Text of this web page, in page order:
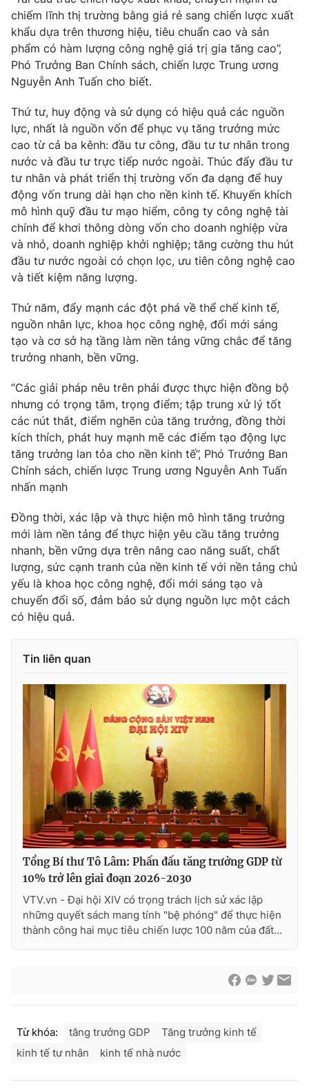
chiếm lĩnh thị trường bằng giá rẻ sang chiến lược xuất
khẩu dựa trên thương hiệu, tiêu chuẩn cao và sản
phẩm có hàm lượng công nghệ giá trị gia tăng cao”,
Phó Trưởng Ban Chính sách, chiến lược Trung ương
Nguyễn Anh Tuấn cho biết.
Thứ tư, huy động và sử dụng có hiệu quả các nguồn
lực, nhất là nguồn vốn để phục vụ tăng trưởng mức
cao từ cả ba kênh: đầu tư công, đầu tư tư nhân trong
nước và đầu tư trực tiếp nước ngoài. Thúc đẩy đầu tư
tư nhân và phát triển thị trường vốn đa dạng để huy
động vốn trung dài hạn cho nền kinh tế. Khuyến khích
mô hình quỹ đầu tư mạo hiểm, công ty công nghệ tài
chính để khơi thông dòng vốn cho doanh nghiệp vừa
và nhỏ, doanh nghiệp khởi nghiệp; tăng cường thu hút
đầu tư nước ngoài có chọn lọc, ưu tiên công nghệ cao
và tiết kiệm năng lượng.
Thứ năm, đẩy mạnh các đột phá về thể chế kinh tế,
nguồn nhân lực, khoa học công nghệ, đổi mới sáng
tạo và cơ sở hạ tầng làm nền tảng vững chắc để tăng
trưởng nhanh, bền vững.
“Các giải pháp nêu trên phải được thực hiện đồng bộ
nhưng có trọng tâm, trọng điểm; tập trung xử lý tốt
các nút thắt, điểm nghẽn của tăng trưởng, đồng thời
kích thích, phát huy mạnh mẽ các điểm tạo động lực
tăng trưởng lan tỏa cho nền kinh tế”, Phó Trưởng Ban
Chính sách, chiến lược Trung ương Nguyễn Anh Tuấn
nhấn mạnh
Đồng thời, xác lập và thực hiện mô hình tăng trưởng
mới làm nền tảng để thực hiện yêu cầu tăng trưởng
nhanh, bền vững dựa trên nâng cao năng suất, chất
lượng, sức cạnh tranh của nền kinh tế với nền tảng chủ
yếu là khoa học công nghệ, đổi mới sáng tạo và
chuyển đổi số, đảm bảo sử dụng nguồn lực một cách
có hiệu quả.
Tin liên quan
Tổng Bí thư Tô Lâm: Phấn đấu tăng trưởng GDP từ
10% trở lên giai đoạn 2026-2030
VTV.vn - Đại hội XIV có trọng trách lịch sử xác lập
những quyết sách mang tính "bệ phóng" để thực hiện
thành công hai mục tiêu chiến lược 100 năm của đất...
Từ khóa: tăng trưởng GDP
Tăng trưởng kinh tế
kinh tế tư nhân
kinh tế nhà nước